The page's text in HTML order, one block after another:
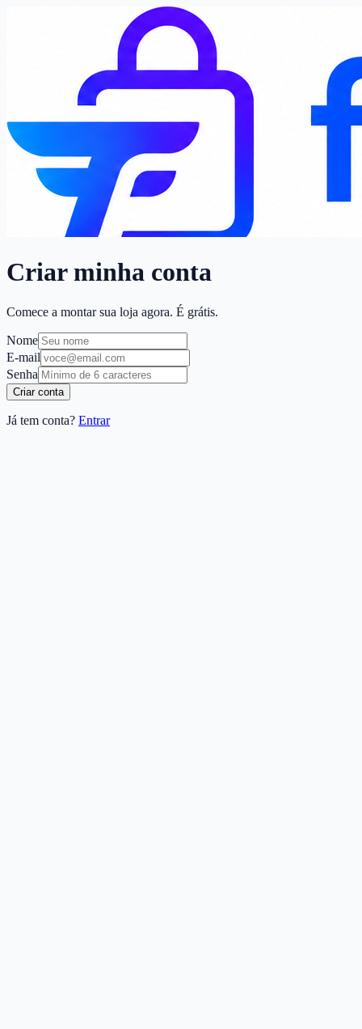
Criar minha conta
Comece a montar sua loja agora. É grátis.
Nome
E-mail
Senha
Criar conta
Já tem conta? Entrar